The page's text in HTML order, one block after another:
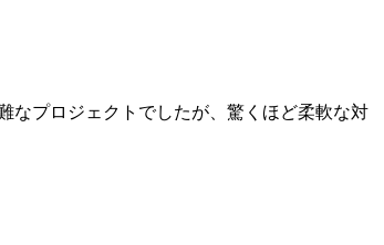
なプロジェクトでしたが、驚くほど柔軟な対